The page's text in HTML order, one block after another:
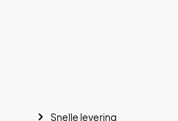
Snelle levering